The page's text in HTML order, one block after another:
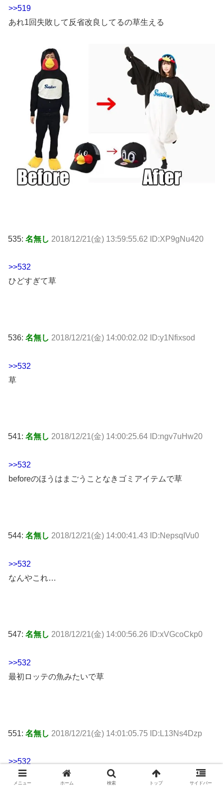
>>519
あれ1回失敗して反省改良してるの草生える
535: 名無し 2018/12/21(金) 13:59:55.62 ID:XP9gNu420
>>532
ひどすぎて草
536: 名無し 2018/12/21(金) 14:00:02.02 ID:y1Nfixsod
>>532
草
541: 名無し 2018/12/21(金) 14:00:25.64 ID:ngv7uHw20
>>532
beforeのほうはまごうことなきゴミアイテムで草
544: 名無し 2018/12/21(金) 14:00:41.43 ID:NepsqIVu0
>>532
なんやこれ…
547: 名無し 2018/12/21(金) 14:00:56.26 ID:xVGcoCkp0
>>532
最初ロッテの魚みたいで草
551: 名無し 2018/12/21(金) 14:01:05.75 ID:L13Ns4Dzp
>>532
Before酷すぎんよー
メニュー ホーム 検索 トップ サイドバー